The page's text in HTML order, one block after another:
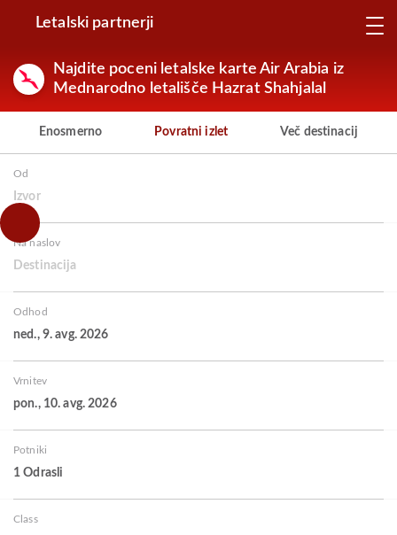
Letalski partnerji
Najdite poceni letalske karte Air Arabia iz
Mednarodno letališče Hazrat Shahjalal
Enosmerno Povratni izlet Več destinacij
Od
Izvor
Na naslov
Destinacija
Odhod
ned., 9. avg. 2026
Vrnitev
pon., 10. avg. 2026
Potniki
1 Odrasli
Class